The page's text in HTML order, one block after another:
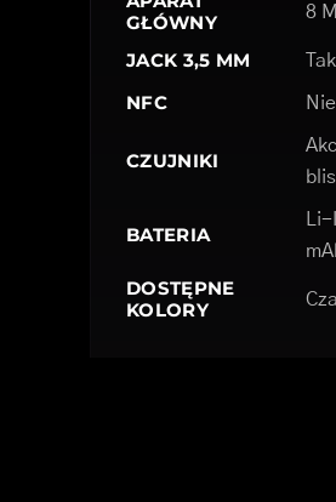
GŁÓWNY
8
JACK 3,5 MM
NFC
CZUJNIKI
BATERIA
DOSTĘPNE
KOLORY